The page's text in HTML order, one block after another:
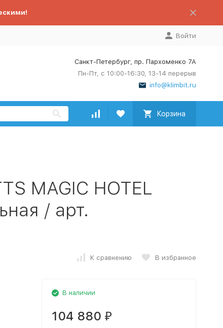
Войти
Санкт-Петербург, пр. Пархоменко 7А
Пн-Пт, с 10:00-16:30, 13-14 перерыв
info@klimbit.ru
Корзина
MAGIC HOTEL
/ арт.
К сравнению В избранное
В наличии
104 880 ₽